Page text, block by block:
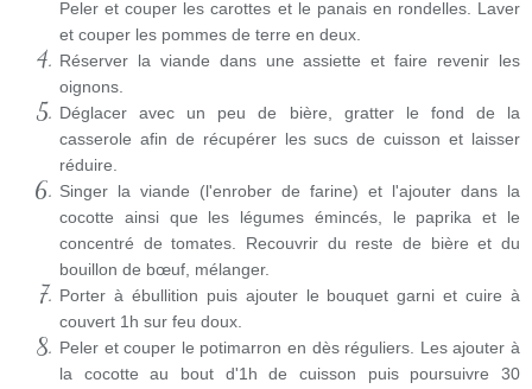
Peler et couper les carottes et le panais en rondelles. Laver
et couper les pommes de terre en deux.
Réserver la viande dans une assiette et faire revenir les
oignons.
Déglacer avec un peu de bière, gratter le fond de la
casserole afin de récupérer les sucs de cuisson et laisser
réduire.
Singer la viande (l'enrober de farine) et l'ajouter dans la
cocotte ainsi que les légumes émincés, le paprika et le
concentré de tomates. Recouvrir du reste de bière et du
bouillon de bœuf, mélanger.
Porter à ébullition puis ajouter le bouquet garni et cuire à
couvert 1h sur feu doux.
Peler et couper le potimarron en dès réguliers. Les ajouter à
la cocotte au bout d'1h de cuisson puis poursuivre 30